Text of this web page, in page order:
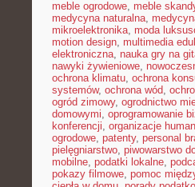
meble ogrodowe, meble
medycyna naturalna,
mikroelektronika, moda
motion design, multimedia
elektroniczna, nauka gry na
nawyki żywieniowe,
ochrona klimatu, ochrona
systemów, ochrona wód,
ogród zimowy, ogrodnictwo
domowymi, oprogramowanie
konferencji, organizacje
ogrodowe, patenty, personal
pielęgniarstwo, piwowarstwo
mobilne, podatki lokalne,
pokazy filmowe, pomoc